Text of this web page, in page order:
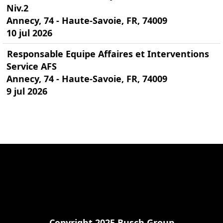
Niv.2
Annecy, 74 - Haute-Savoie, FR, 74009
10 jul 2026
Responsable Equipe Affaires et Interventions
Service AFS
Annecy, 74 - Haute-Savoie, FR, 74009
9 jul 2026